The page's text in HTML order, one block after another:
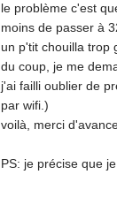
le problème c'est
moins de passer à
un p'tit chouilla trop
du coup, je me
j'ai failli oublier de
par wifi.)
voilà, merci
PS: je précise que